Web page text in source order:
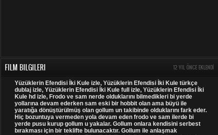
FILM BILGILERI 12 YIL ÖNCE EKLENDI
Yüzüklerin Efendisi İki Kule izle, Yüzüklerin Efendisi İki Kule türkçe
dublaj izle, Yüzüklerin Efendisi İki Kule full izle, Yüzüklerin Efendisi İki
Kule hd izle, Frodo ve sam nerde olduklarını bilmedikleri bi yerde
yollarına devam ederken sam eski bir hobbit olan ama büyü ile
yaratığa dönüştürülmüş olan gollum un takibinde olduklarını fark eder.
Hiç bozuntuya vermeden yola devam eden frodo ve sam ilerde bi
yerde pusu kurup gollum u yakalar. Gollum onlara kendisini serbest
bırakması için bir teklifte bulunacaktır. Gollum ile anlaşmak